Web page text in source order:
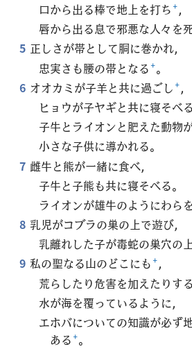
口から出る棒で地上を打ち+，
唇から出る息で邪悪な人々を
5 正しさが帯として胴に巻かれ，
忠実さも腰の帯となる+。
6 オオカミが子羊と共に過ごし+，
ヒョウが子ヤギと共に寝そべる
子牛とライオンと肥えた動物
小さな子供に導かれる。
7 雌牛と熊が一緒に食べ，
子牛と子熊も共に寝そべる。
ライオンが雄牛のようにわら
8 乳児がコブラの巣の上で遊び，
乳離れした子が毒蛇の巣穴の
9 私の聖なる山のどこにも+，
荒らしたり危害を加えたりす
水が海を覆っているように，
エホバについての知識が必ず
ある+。